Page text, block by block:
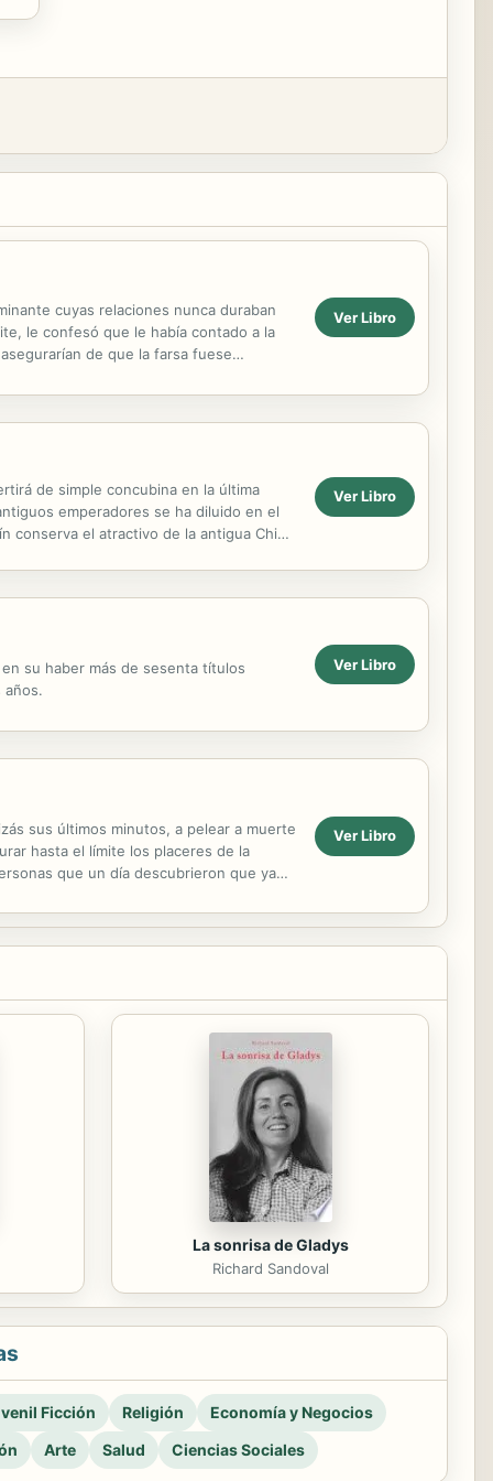
cuyas relaciones nunca duraban
le confesó que le había contado a la
de que la farsa fuese
Ver Libro
de simple concubina en la última
emperadores se ha diluido en el
conserva el atractivo de la antigua China
Ver Libro
su haber más de sesenta títulos
años.
Ver Libro
sus últimos minutos, a pelear a muerte
hasta el límite los placeres de la
que un día descubrieron que ya
Ver Libro
La sonrisa de Gladys
Richard Sandoval
Ficción Religión
Economía y Negocios
Arte Salud Ciencias Sociales